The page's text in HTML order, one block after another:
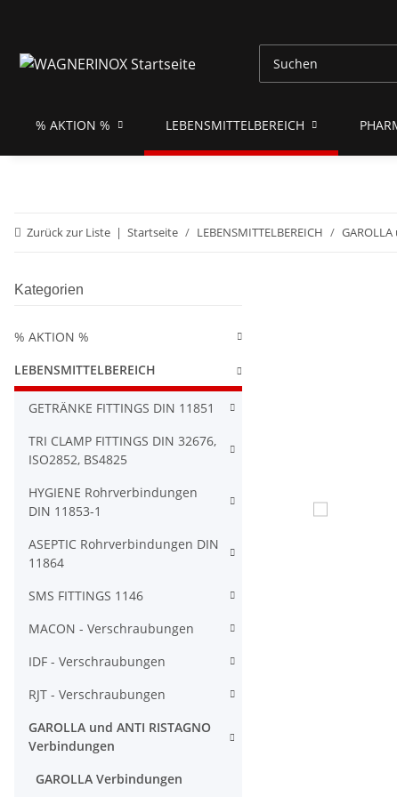
% AKTION % LEBENSMITTELBEREICH
Zurück zur Liste Startseite LEBENSMITTELBEREICH
Kategorien
% AKTION %
LEBENSMITTELBEREICH
GETRÄNKE FITTINGS DIN 11851
TRI CLAMP FITTINGS DIN 32676,
ISO2852, BS4825
HYGIENE Rohrverbindungen
DIN 11853-1
ASEPTIC Rohrverbindungen DIN
11864
SMS FITTINGS 1146
MACON - Verschraubungen
IDF - Verschraubungen
RJT - Verschraubungen
GAROLLA und ANTI RISTAGNO
Verbindungen
GAROLLA Verbindungen